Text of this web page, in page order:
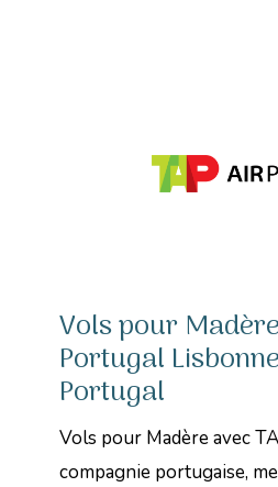
Vols pour
Portugal
Portugal
Vols pour Madère avec
compagnie portugaise,